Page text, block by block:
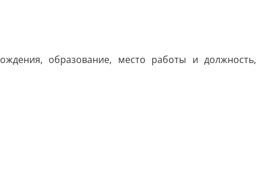
образование, место работы и должность,